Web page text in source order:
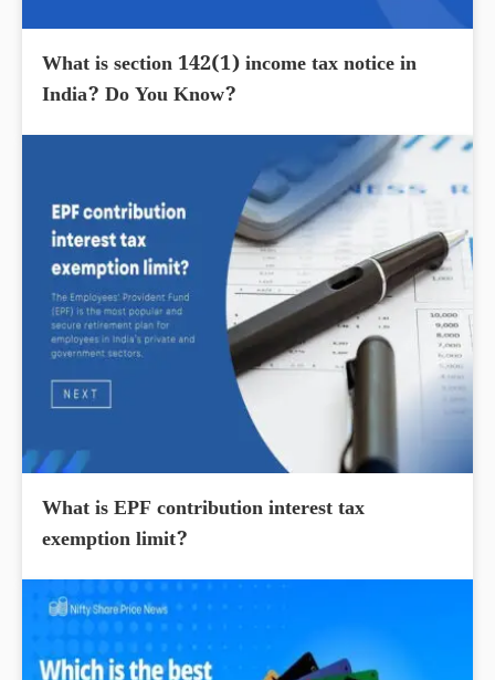
What is section 142(1) income tax notice in
India? Do You Know?
What is EPF contribution interest tax
exemption limit?